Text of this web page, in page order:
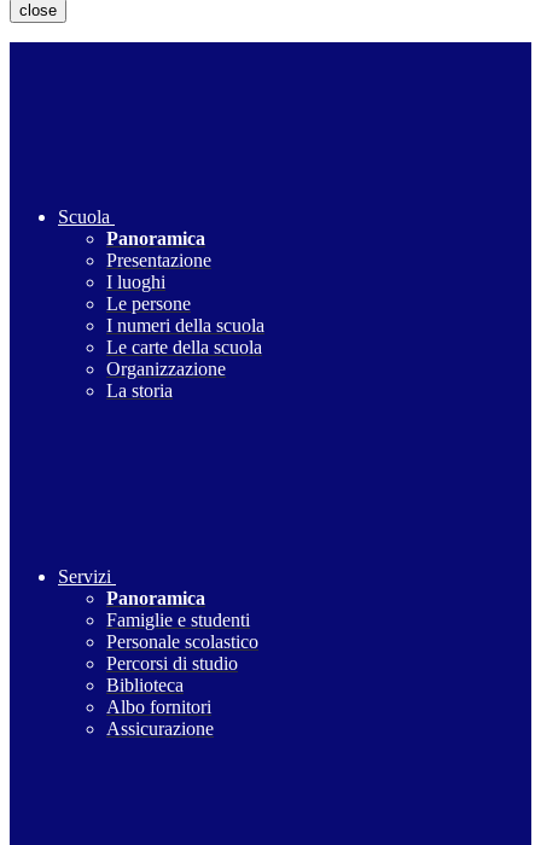
close
Scuola
Panoramica
Presentazione
I luoghi
Le persone
I numeri della scuola
Le carte della scuola
Organizzazione
La storia
Servizi
Panoramica
Famiglie e studenti
Personale scolastico
Percorsi di studio
Biblioteca
Albo fornitori
Assicurazione